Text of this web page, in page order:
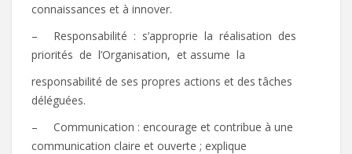
connaissances et à innover.
– Responsabilité : s’approprie la réalisation des
priorités de l’Organisation, et assume la
responsabilité de ses propres actions et des tâches
déléguées.
– Communication : encourage et contribue à une
communication claire et ouverte ; explique